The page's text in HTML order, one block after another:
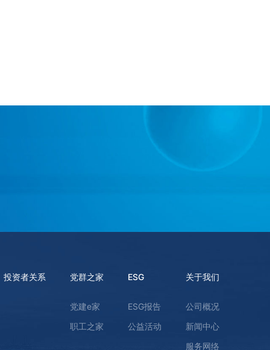
投资者关系 党群之家
党建e家
职工之家
ESG
ESG报告
公益活动
关于我们
公司概况
新闻中心
服务网络